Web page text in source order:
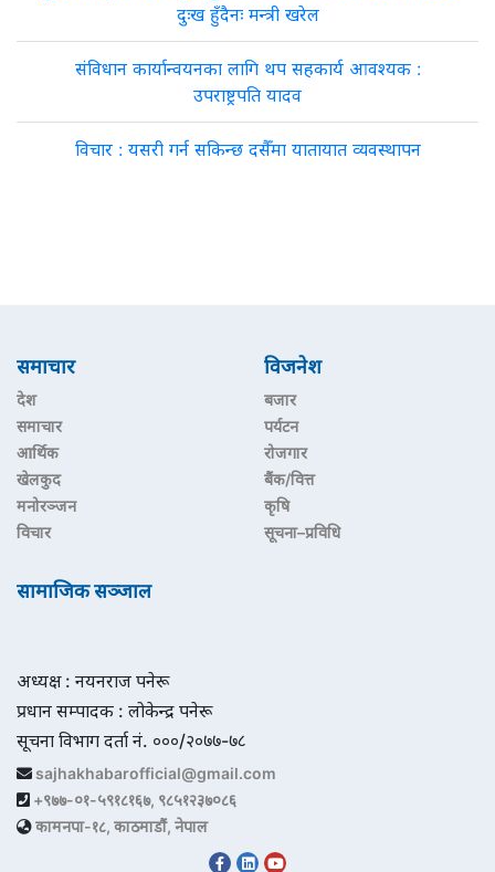
दुःख हुँदैनः मन्त्री खरेल
संविधान कार्यान्वयनका लागि थप सहकार्य आवश्यक :
उपराष्ट्रपति यादव
विचार : यसरी गर्न सकिन्छ दसैँमा यातायात व्यवस्थापन
समाचार
देश
समाचार
आर्थिक
खेलकुद
मनोरञ्जन
विचार
विजनेश
बजार
पर्यटन
रोजगार
बैंक/वित्त
कृषि
सूचना–प्रविधि
सामाजिक सञ्जाल
अध्यक्ष : नयनराज पनेरू
प्रधान सम्पादक : लोकेन्द्र पनेरू
सूचना विभाग दर्ता नं. ०००/२०७७-७८
sajhakhabarofficial@gmail.com
+९७७-०१-५९१८१६७, ९८५१२३७०८६
कामनपा-१८, काठमाडौं, नेपाल